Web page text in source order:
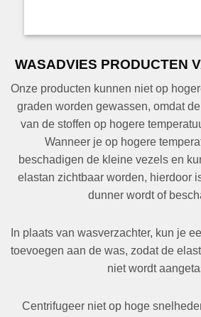
WASADVIES PRODUCTEN
Onze producten kunnen niet op
graden worden gewassen, omdat
van de stoffen op hogere
Wanneer je op hogere
beschadigen de kleine vezels en
elastan zichtbaar worden, hierdoor
dunner wordt of
In plaats van wasverzachter, kun je
toevoegen aan de was, zodat de
niet wordt
Centrifugeer niet op hoge